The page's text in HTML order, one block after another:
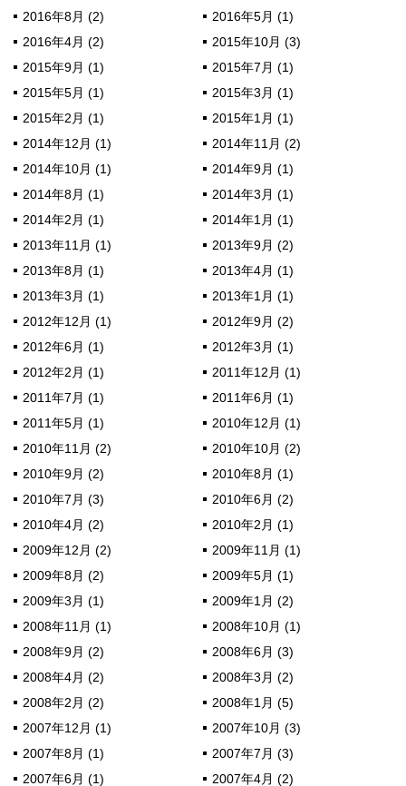
2016年8月 (2)
2016年5月 (1)
2016年4月 (2)
2015年10月 (3)
2015年9月 (1)
2015年7月 (1)
2015年5月 (1)
2015年3月 (1)
2015年2月 (1)
2015年1月 (1)
2014年12月 (1)
2014年11月 (2)
2014年10月 (1)
2014年9月 (1)
2014年8月 (1)
2014年3月 (1)
2014年2月 (1)
2014年1月 (1)
2013年11月 (1)
2013年9月 (2)
2013年8月 (1)
2013年4月 (1)
2013年3月 (1)
2013年1月 (1)
2012年12月 (1)
2012年9月 (2)
2012年6月 (1)
2012年3月 (1)
2012年2月 (1)
2011年12月 (1)
2011年7月 (1)
2011年6月 (1)
2011年5月 (1)
2010年12月 (1)
2010年11月 (2)
2010年10月 (2)
2010年9月 (2)
2010年8月 (1)
2010年7月 (3)
2010年6月 (2)
2010年4月 (2)
2010年2月 (1)
2009年12月 (2)
2009年11月 (1)
2009年8月 (2)
2009年5月 (1)
2009年3月 (1)
2009年1月 (2)
2008年11月 (1)
2008年10月 (1)
2008年9月 (2)
2008年6月 (3)
2008年4月 (2)
2008年3月 (2)
2008年2月 (2)
2008年1月 (5)
2007年12月 (1)
2007年10月 (3)
2007年8月 (1)
2007年7月 (3)
2007年6月 (1)
2007年4月 (2)